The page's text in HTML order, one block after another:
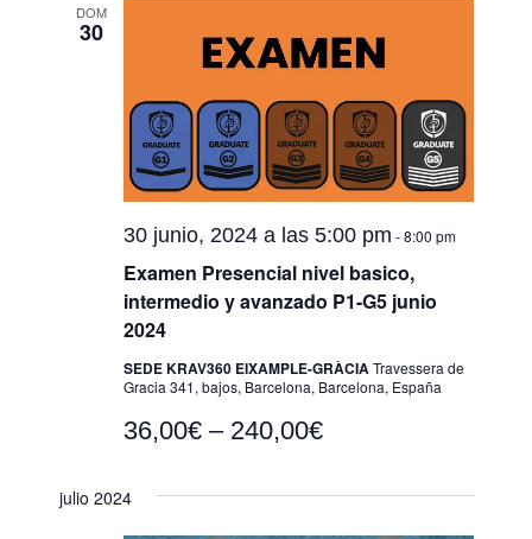
DOM
30
Examen Presencial nivel basico,
intermedio y avanzado P1-G5 junio
2024
30 junio, 2024 a las 5:00 pm -8:00 pm
SEDE KRAV360 EIXAMPLE-GRÀCIATravessera de
Gracia 341, bajos, Barcelona, Barcelona, España
36,00€ – 240,00€
julio 2024